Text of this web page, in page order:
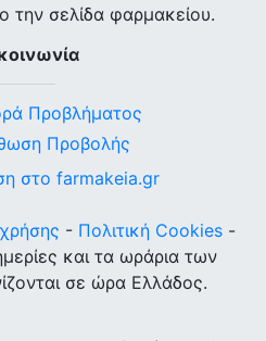
την σελίδα φαρμακείου.
Προβλήματος
Προβολής
στο farmakeia.gr
- Πολιτική Cookies-
και τα ωράρια των
σε ώρα Ελλάδος.